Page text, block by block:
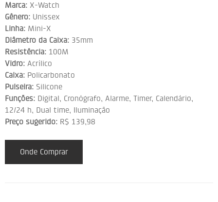
Marca: X-Watch
Gênero: Unissex
Linha: Mini-X
Diâmetro da Caixa: 35mm
Resistência: 100M
Vidro: Acrílico
Caixa: Policarbonato
Pulseira: Silicone
Funções: Digital, Cronógrafo, Alarme, Timer, Calendário,
12/24 h, Dual time, Iluminação
Preço sugerido: R$ 139,98
Onde Comprar